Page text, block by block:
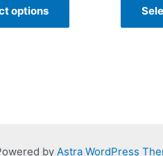
options
out of 5
by Astra WordPress